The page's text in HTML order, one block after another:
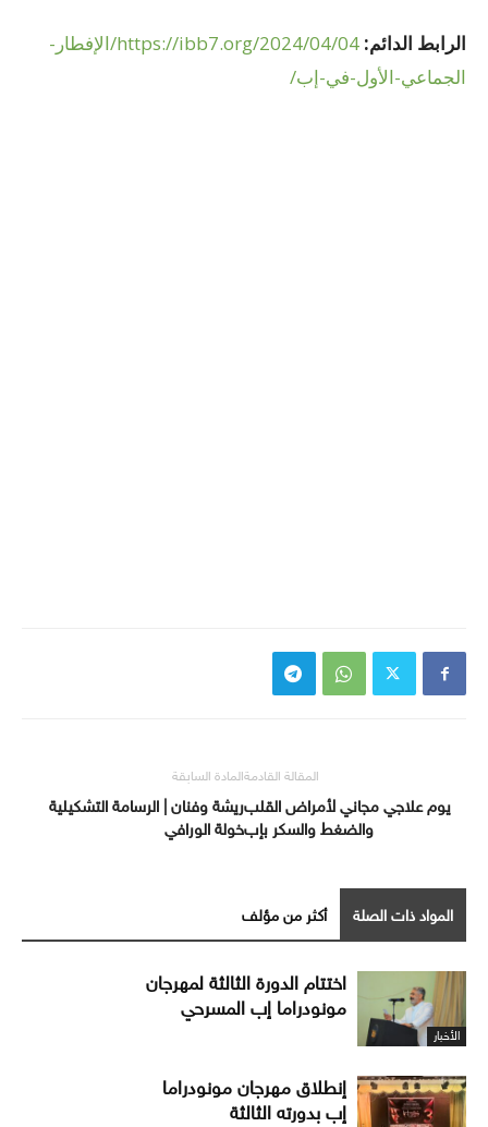
الرابط الدائم: https://ibb7.org/2024/04/04/ الإفطار-
الجماعي-الأول-في-إب/
المادة السابقة
ريشة وفنان | الرسامة التشكيلية
خولة الورافي
المقالة القادمة
يوم علاجي مجاني لأمراض القلب
والضغط والسكر بإب
المواد ذات الصلة أكثر من مؤلف
الأخبار
اختتام الدورة الثالثة لمهرجان
مونودراما إب المسرحي
إنطلاق مهرجان مونودراما
إب بدورته الثالثة